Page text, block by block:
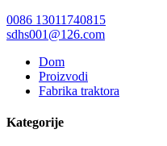
0086 13011740815
sdhs001@126.com
Dom
Proizvodi
Fabrika traktora
Kategorije